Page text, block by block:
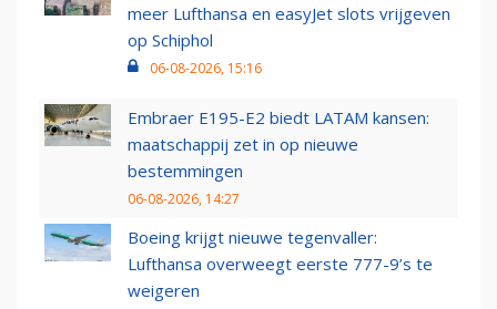
meer Lufthansa en easyJet slots vrijgeven
op Schiphol
06-08-2026, 15:16
Embraer E195-E2 biedt LATAM kansen:
maatschappij zet in op nieuwe
bestemmingen
06-08-2026, 14:27
Boeing krijgt nieuwe tegenvaller:
Lufthansa overweegt eerste 777-9’s te
weigeren